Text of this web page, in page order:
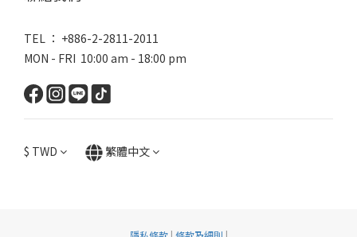
TEL ： +886-2-2811-2011
MON - FRI 10:00 am - 18:00 pm
$ TWD 繁體中文